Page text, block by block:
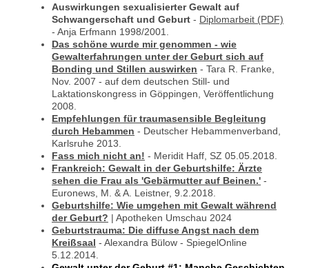
Auswirkungen sexualisierter Gewalt auf
Schwangerschaft und Geburt - Diplomarbeit (PDF)
- Anja Erfmann 1998/2001.
Das schöne wurde mir genommen - wie
Gewalterfahrungen unter der Geburt sich auf
Bonding und Stillen auswirken - Tara R. Franke,
Nov. 2007 - auf dem deutschen Still- und
Laktationskongress in Göppingen, Veröffentlichung
2008.
Empfehlungen für traumasensible Begleitung
durch Hebammen - Deutscher Hebammenverband,
Karlsruhe 2013.
Fass mich nicht an! - Meridit Haff, SZ 05.05.2018.
Frankreich: Gewalt in der Geburtshilfe: Ärzte
sehen die Frau als 'Gebärmutter auf Beinen.' -
Euronews, M. & A. Leistner, 9.2.2018.
Geburtshilfe: Wie umgehen mit Gewalt während
der Geburt? | Apotheken Umschau 2024
Geburtstrauma: Die diffuse Angst nach dem
Kreißsaal - Alexandra Bülow - SpiegelOnline
5.12.2014.